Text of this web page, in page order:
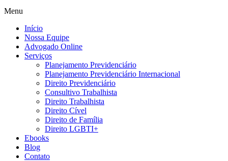
Menu
Início
Nossa Equipe
Advogado Online
Serviços
Planejamento Previdenciário
Planejamento Previdenciário Internacional
Direito Previdenciário
Consultivo Trabalhista
Direito Trabalhista
Direito Cível
Direito de Família
Direito LGBTI+
Ebooks
Blog
Contato